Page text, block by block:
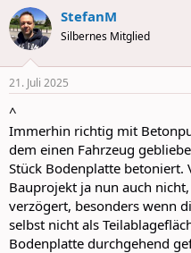
c
t
i
s
StefanM
Silbernes Mitglied
21. Juli 2025
^
Immerhin richtig mit
dem einen Fahrzeug
Stück Bodenplatte betoniert.
Bauprojekt ja nun auch
verzögert, besonders wenn
selbst nicht als
Bodenplatte durchgehend